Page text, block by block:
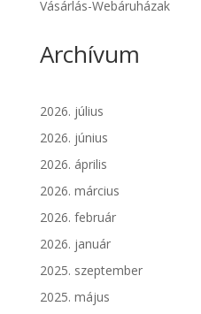
Vásárlás-Webáruházak
Archívum
2026. július
2026. június
2026. április
2026. március
2026. február
2026. január
2025. szeptember
2025. május